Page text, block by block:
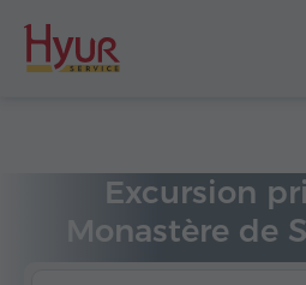
Excursion
Monastère de